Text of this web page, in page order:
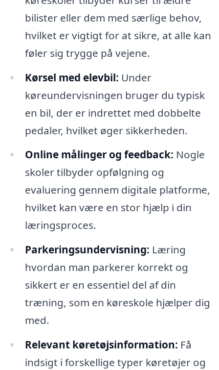
bilister eller dem med særlige behov,
hvilket er vigtigt for at sikre, at alle kan
føler sig trygge på vejene.
Kørsel med elevbil: Under
køreundervisningen bruger du typisk
en bil, der er indrettet med dobbelte
pedaler, hvilket øger sikkerheden.
Online målinger og feedback: Nogle
skoler tilbyder opfølgning og
evaluering gennem digitale platforme,
hvilket kan være en stor hjælp i din
læringsproces.
Parkeringsundervisning: Læring
hvordan man parkerer korrekt og
sikkert er en essentiel del af din
træning, som en køreskole hjælper dig
med.
Relevant køretøjsinformation: Få
indsigt i forskellige typer køretøjer og